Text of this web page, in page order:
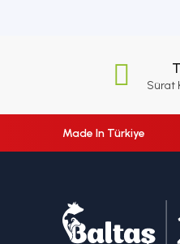
Sürat
Made In Türkiye